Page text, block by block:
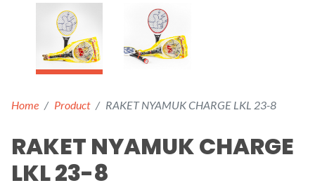
Home Product RAKET NYAMUK CHARGE LKL 23-8
RAKET NYAMUK CHARGE
LKL 23-8